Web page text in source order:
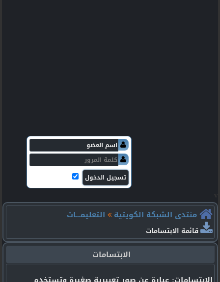
منتدى الشبكة الكويتية
التعليمـــات
قائمة الابتسامات
الابتسامات